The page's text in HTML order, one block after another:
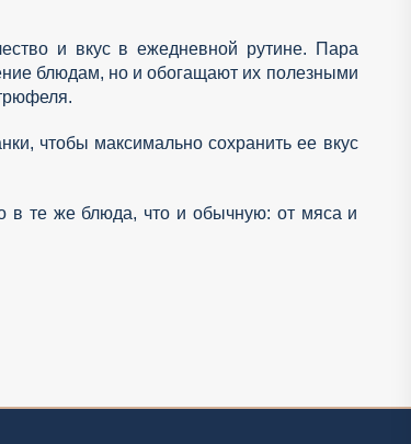
и вкус в ежедневной рутине. Пара
блюдам, но и обогащают их полезными
чтобы максимально сохранить ее вкус
в те же блюда, что и обычную: от мяса и